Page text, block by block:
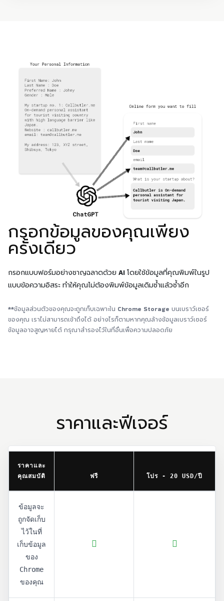
กรอกข้อมูลของคุณเพียง
ครั้งเดียว
กรอกแบบฟอร์มอย่างชาญฉลาดด้วย AI โดยใช้ข้อมูลที่คุณพิมพ์ในรูป
แบบข้อความอิสระ ทำให้คุณไม่ต้องพิมพ์ข้อมูลเดิมซ้ำแล้วซ้ำอีก
**ข้อมูลส่วนตัวของคุณจะถูกเก็บเฉพาะใน Chrome Storage บนเบราว์เซอร์
ของคุณ เราไม่สามารถเข้าถึงได้ อย่างไรก็ตามหากคุณล้างข้อมูลเบราว์เซอร์
ข้อมูลอาจสูญหายได้ กรุณาสำรองไว้ในที่อื่นเพื่อความปลอดภัย
ราคาและฟีเจอร์
ราคาและ
คุณสมบัติ
ฟรี โปร - 20 USD/ปี
ข้อมูลจะ
ถูกจัดเก็บ
ไว้ในที่
เก็บข้อมูล
ของ
Chrome
ของคุณ